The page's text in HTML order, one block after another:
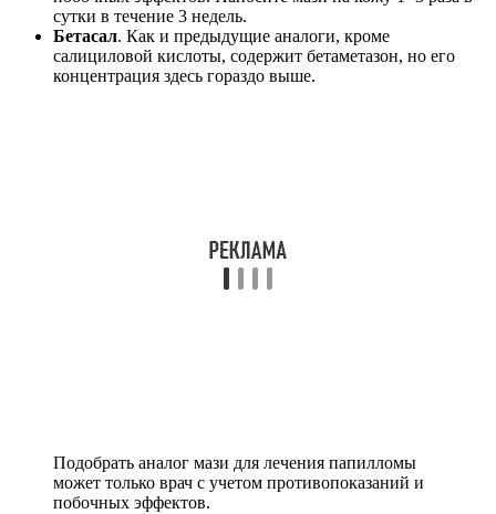
сутки в течение 3 недель.
Бетасал. Как и предыдущие аналоги, кроме
салициловой кислоты, содержит бетаметазон, но его
концентрация здесь гораздо выше.
Подобрать аналог мази для лечения папилломы
может только врач с учетом противопоказаний и
побочных эффектов.